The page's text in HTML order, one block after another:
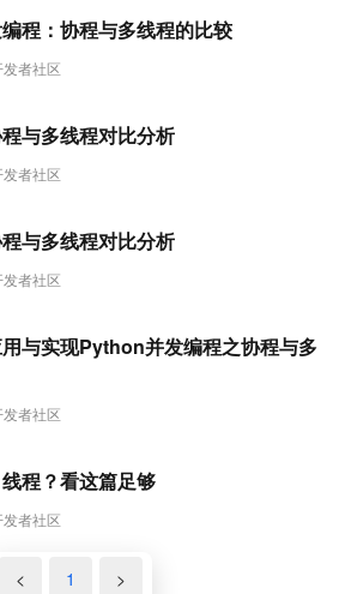
者社区
程：协程与多线程的比较
者社区
与多线程对比分析
者社区
与多线程对比分析
者社区
与实现Python并发编程之协程与多
者社区
程？看这篇足够
< 1 >